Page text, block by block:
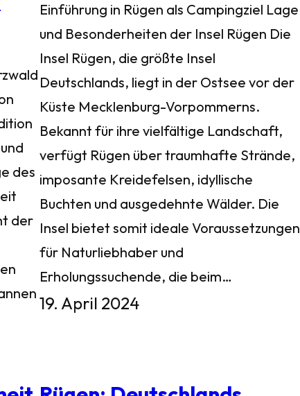
des
der
Einführung in Rügen als Campingziel Lage
und Besonderheiten der Insel Rügen Die
Insel Rügen, die größte Insel
Deutschlands, liegt in der Ostsee vor der
Küste Mecklenburg-Vorpommerns.
Bekannt für ihre vielfältige Landschaft,
verfügt Rügen über traumhafte Strände,
imposante Kreidefelsen, idyllische
Buchten und ausgedehnte Wälder. Die
Insel bietet somit ideale Voraussetzungen
für Naturliebhaber und
Erholungssuchende, die beim…
19. April 2024